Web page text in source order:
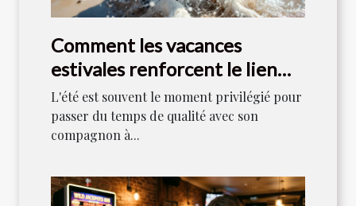
Comment les vacances
estivales renforcent le lien
entre maîtres et chiens ?
L'été est souvent le moment privilégié pour
passer du temps de qualité avec son
compagnon à...